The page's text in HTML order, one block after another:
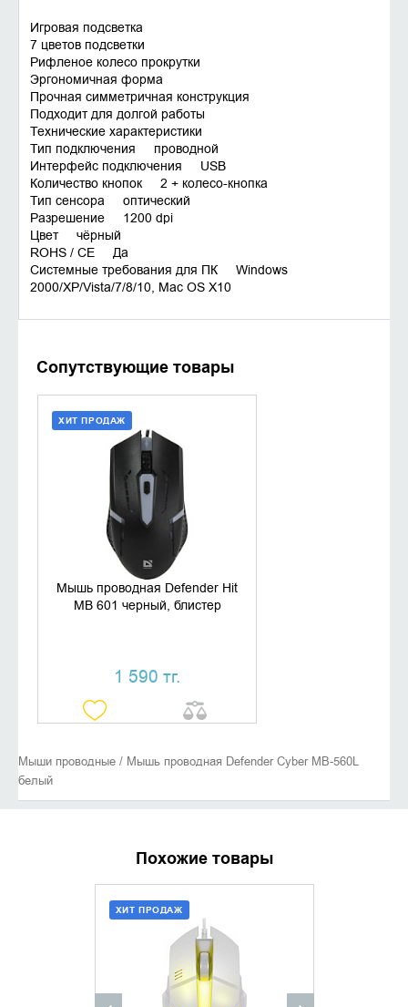
Игровая подсветка
7 цветов подсветки
Рифленое колесо прокрутки
Эргономичная форма
Прочная симметричная конструкция
Подходит для долгой работы
Технические характеристики
Тип подключения проводной
Интерфейс подключения USB
Количество кнопок 2 + колесо-кнопка
Тип сенсора оптический
Разрешение 1200 dpi
Цвет чёрный
ROHS / CE Да
Системные требования для ПК Windows
2000/XP/Vista/7/8/10, Mac OS X10
Сопутствующие товары
Мышь проводная Defender Hit
MB 601 черный, блистер
1 590 тг.
ХИТ ПРОДАЖ
ДОБАВИТЬ В КОРЗИНУ
КУПИТЬ В 1 КЛИК
Мыши проводные / Мышь проводная Defender Сyber MB-560L
белый
Похожие товары
ХИТ ПРОДАЖ
ДОБАВИТЬ В КОРЗИНУ
КУПИТЬ В 1 КЛИК